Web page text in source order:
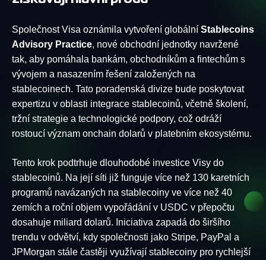
Společnost Visa oznámila vytvoření globální Stablecoins
Advisory Practice, nové obchodní jednotky navržené
tak, aby pomáhala bankám, obchodníkům a fintechům s
vývojem a nasazením řešení založených na
stablecoinech. Tato poradenská divize bude poskytovat
expertizu v oblasti integrace stablecoinů, včetně školení,
tržní strategie a technologické podpory, což odráží
rostoucí význam onchain dolarů v platebním ekosystému.
Tento krok podtrhuje dlouhodobé investice Visy do
stablecoinů. Na její síti již funguje více než 130 karetních
programů navázaných na stablecoiny ve více než 40
zemích a roční objem vypořádání v USDC v přepočtu
dosahuje miliard dolarů. Iniciativa zapadá do širšího
trendu v odvětví, kdy společnosti jako Stripe, PayPal a
JPMorgan stále častěji využívají stablecoiny pro rychlejší